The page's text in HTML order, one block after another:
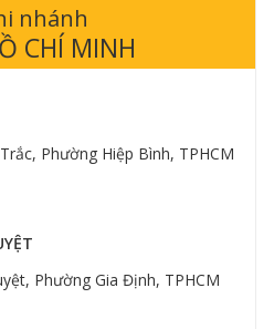
nhánh
CHÍ MINH
Phường Hiệp Bình, TPHCM
Phường Gia Định, TPHCM